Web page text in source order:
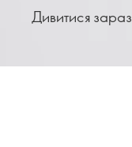
Дивитися зараз